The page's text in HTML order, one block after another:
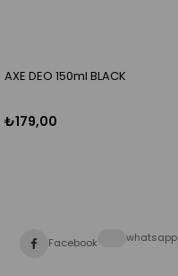
AXE DEO 150ml BLACK
₺179,00
Facebook whatsapp